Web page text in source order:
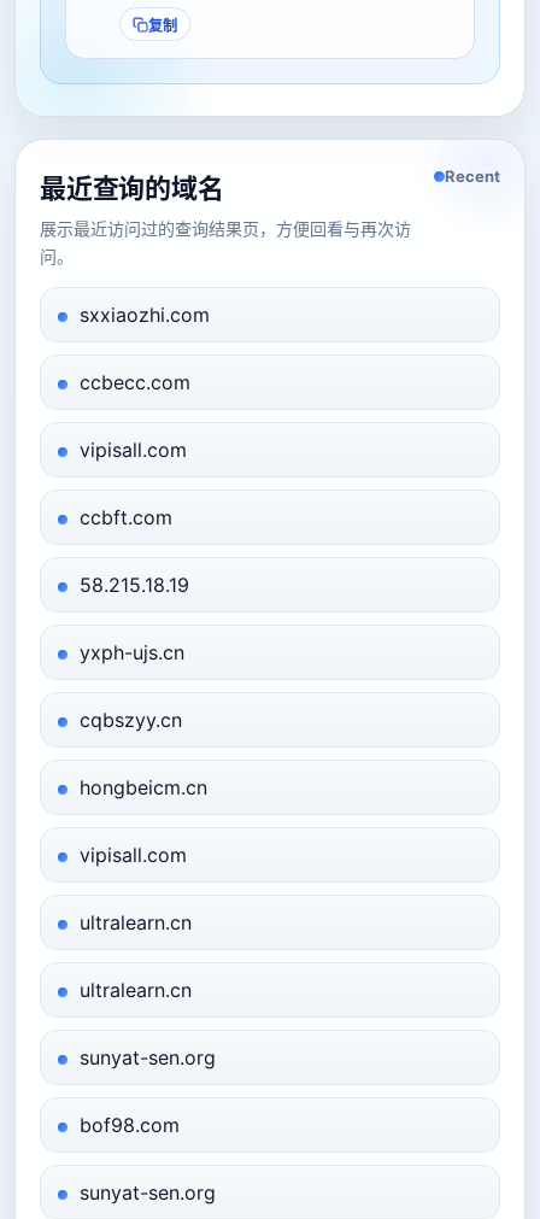
复制
最近查询的域名
展示最近访问过的查询结果页，方便回看与再次访
问。
Recent
sxxiaozhi.com
ccbecc.com
vipisall.com
ccbft.com
58.215.18.19
yxph-ujs.cn
cqbszyy.cn
hongbeicm.cn
vipisall.com
ultralearn.cn
ultralearn.cn
sunyat-sen.org
bof98.com
sunyat-sen.org